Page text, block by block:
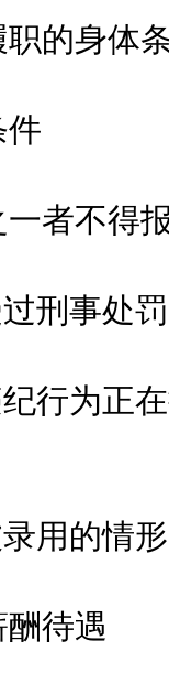
身体条
者不得
事处罚
为正在
用的情
待遇